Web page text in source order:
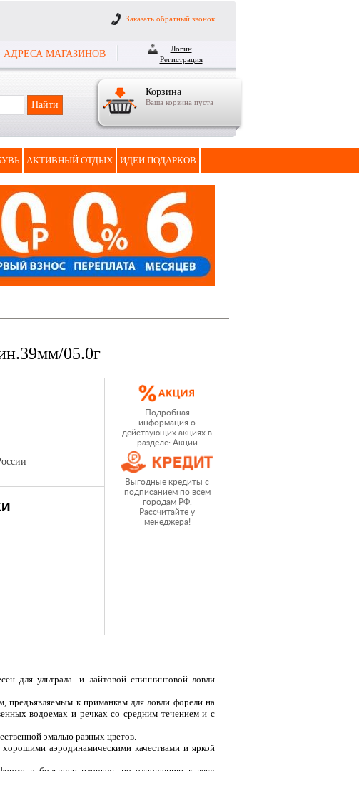
Заказать обратный звонок
АДРЕСА МАГАЗИНОВ
Логин
Регистрация
Корзина
Ваша корзина пуста
АКТИВНЫЙ ОТДЫХ ИДЕИ ПОДАРКОВ
05.0г
Подробная
информация о
действующих акциях в
разделе: Акции
Выгодные кредиты с
подписанием по всем
городам РФ.
Рассчитайте у
менеджера!
для ультрала- и лайтовой спиннинговой ловли
предъявляемым к приманкам для ловли форели на
водоемах и речках со средним течением и с
эмалью разных цветов.
аэродинамическими качествами и яркой
и большую площадь по отношению к весу
медленной равномерной проводке, тем самым
воде. Быстрая проводка или сильная струя могут